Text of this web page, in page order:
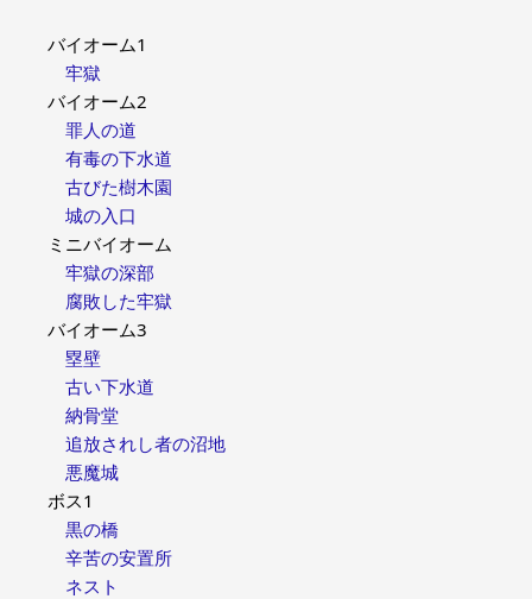
バイオーム1
牢獄
バイオーム2
罪人の道
有毒の下水道
古びた樹木園
城の入口
ミニバイオーム
牢獄の深部
腐敗した牢獄
バイオーム3
塁壁
古い下水道
納骨堂
追放されし者の沼地
悪魔城
ボス1
黒の橋
辛苦の安置所
ネスト